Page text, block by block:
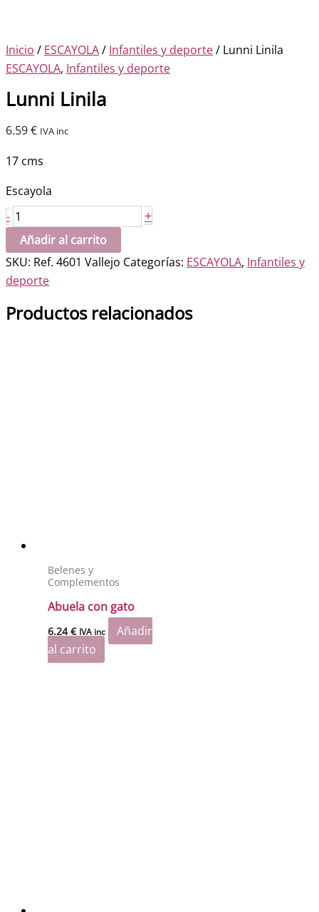
Inicio / ESCAYOLA/ Infantiles y deporte/ Lunni Linila
ESCAYOLA, Infantiles y deporte
Lunni Linila
6.59€ IVA inc
17 cms
Escayola
- Lunni
Linila
cantidad
+
Añadir al carrito
SKU: Ref. 4601 Vallejo Categorías: ESCAYOLA, Infantiles y
deporte
Productos relacionados
Belenes y
Complementos
Abuela con gato
6.24€ IVA inc
Añadir
al carrito